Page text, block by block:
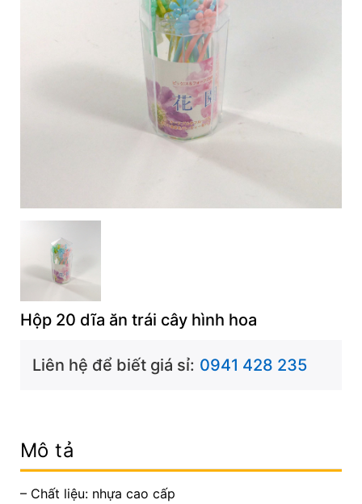
Hộp 20 dĩa ăn trái cây hình hoa
Liên hệ để biết giá sỉ: 0941 428 235
Mô tả
– Chất liệu: nhựa cao cấp